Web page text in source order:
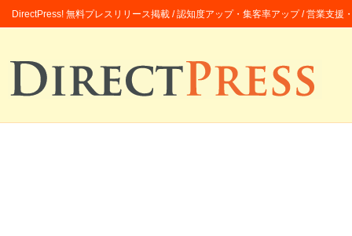
DirectPress! 無料プレスリリース掲載 / 認知度アップ・集客率アップ / 営業支援